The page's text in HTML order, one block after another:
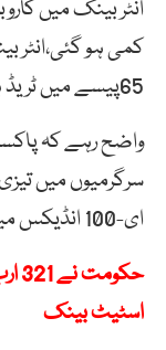
65پیسے میں ٹریڈ ہو رہا ہے۔
واضح رہے کہ
سرگرمیوں میں
ای-100 انڈیکس میں 532.56 پوائنٹس کا اضافہ ہوا۔
اسٹیٹ بینک